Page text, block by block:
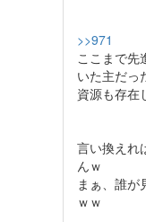
>>971
ここまで先
いた主だっ
資源も存在
言い換えれ
んｗ
まぁ、誰が
ｗｗ